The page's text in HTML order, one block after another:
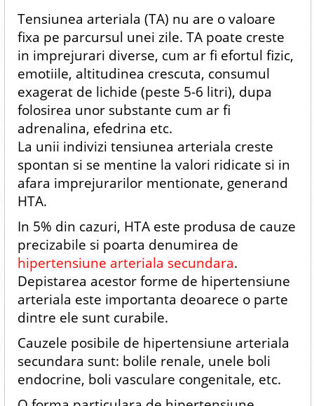
Tensiunea arteriala (TA) nu are o valoare
fixa pe parcursul unei zile. TA poate creste
in imprejurari diverse, cum ar fi efortul fizic,
emotiile, altitudinea crescuta, consumul
exagerat de lichide (peste 5-6 litri), dupa
folosirea unor substante cum ar fi
adrenalina, efedrina etc.
La unii indivizi tensiunea arteriala creste
spontan si se mentine la valori ridicate si in
afara imprejurarilor mentionate, generand
HTA.
In 5% din cazuri, HTA este produsa de cauze
precizabile si poarta denumirea de
hipertensiune arteriala secundara.
Depistarea acestor forme de hipertensiune
arteriala este importanta deoarece o parte
dintre ele sunt curabile.
Cauzele posibile de hipertensiune arteriala
secundara sunt: bolile renale, unele boli
endocrine, boli vasculare congenitale, etc.